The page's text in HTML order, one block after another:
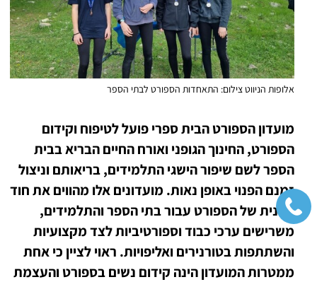
אלופות הניווט צילום: התאחדות הספורט לבתי הספר
מועדון הספורט הבית ספרי פועל לטיפוח וקידום
הספורט, החינוך הגופני ואורח החיים הבריא בבית
הספר לשם שיפור הישגי התלמידים, בריאותם וניצול
זמנם הפנוי באופן נאות. מועדונים אלו מהווים את חוד
החנית של הספורט עבור בתי הספר והתלמידים,
משרישים ערכי כבוד וספורטיביות לצד מקצועיות
והשתתפות בטורנירים ואליפויות. ראוי לציין כי אחת
ממטרות המועדון הינה קידום נשים בספורט והעצמת